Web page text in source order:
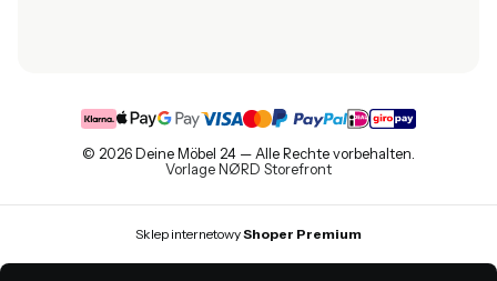
© 2026 Deine Möbel 24 — Alle Rechte vorbehalten.
Vorlage NØRD Storefront
Sklep internetowyShoper Premium